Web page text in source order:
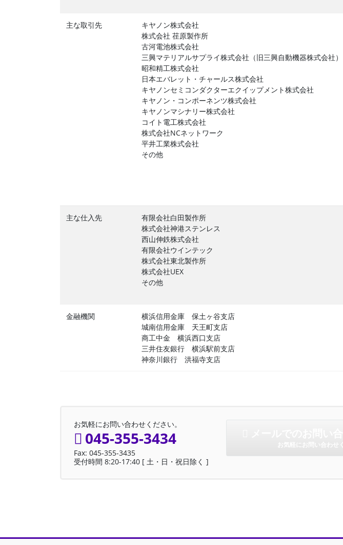
主な取引先
キヤノン株式会社
株式会社 荏原製作所
古河電池株式会社
三興マテリアルサプライ株式会社（旧三興自動機器株式会社）
昭和精工株式会社
日本エバレット・チャールス株式会社
キヤノンセミコンダクターエクイップメント株式会社
キヤノン・コンポーネンツ株式会社
キヤノンマシナリー株式会社
コイト電工株式会社
株式会社NCネットワーク
平井工業株式会社
その他
主な仕入先
有限会社白田製作所
株式会社神港ステンレス
西山伸鉄株式会社
有限会社ウインテック
株式会社東北製作所
株式会社UEX
その他
金融機関
横浜信用金庫 保土ヶ谷支店
城南信用金庫 天王町支店
商工中金 横浜西口支店
三井住友銀行 横浜駅前支店
神奈川銀行 洪福寺支店
お気軽にお問い合わせください。
045-355-3434
Fax: 045-355-3435
受付時間 8:20-17:40 [ 土・日・祝日除く ]